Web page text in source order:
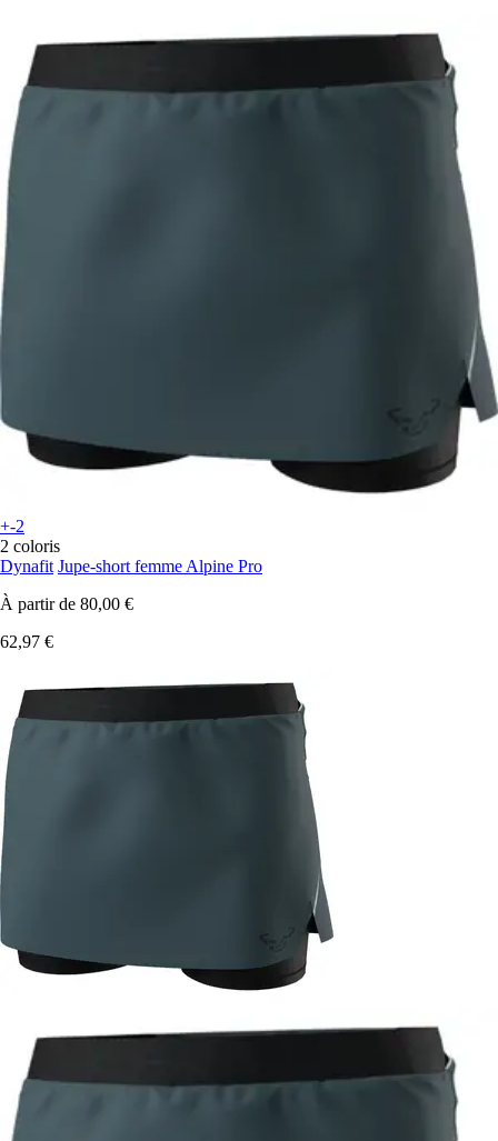
+-2
2 coloris
Dynafit Jupe-short femme Alpine Pro
À partir de 80,00 €
62,97 €